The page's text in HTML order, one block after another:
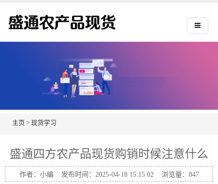
主页 > 现货学习
盛通四方农产品现货购销时候注意什么
作者：小编 发布时间：2025-04-18 15:15:02 浏览量： 847